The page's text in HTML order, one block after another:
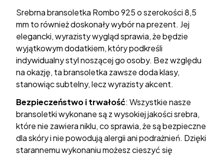
Srebrna bransoletka Rombo 925 o szerokości 8,5
mm to również doskonały wybór na prezent. Jej
elegancki, wyrazisty wygląd sprawia, że będzie
wyjątkowym dodatkiem, który podkreśli
indywidualny styl noszącej go osoby. Bez względu
na okazję, ta bransoletka zawsze doda klasy,
stanowiąc subtelny, lecz wyrazisty akcent.
Bezpieczeństwo i trwałość: Wszystkie nasze
bransoletki wykonane są z wysokiej jakości srebra,
które nie zawiera niklu, co sprawia, że są bezpieczne
dla skóry i nie powodują alergii ani podrażnień. Dzięki
starannemu wykonaniu możesz cieszyć się